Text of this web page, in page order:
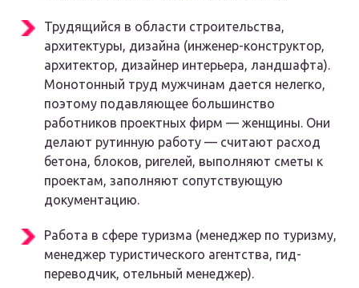
Трудящийся в области строительства,
архитектуры, дизайна (инженер-конструктор,
архитектор, дизайнер интерьера, ландшафта).
Монотонный труд мужчинам дается нелегко,
поэтому подавляющее большинство
работников проектных фирм — женщины. Они
делают рутинную работу — считают расход
бетона, блоков, ригелей, выполняют сметы к
проектам, заполняют сопутствующую
документацию.
Работа в сфере туризма (менеджер по туризму,
менеджер туристического агентства, гид-
переводчик, отельный менеджер).